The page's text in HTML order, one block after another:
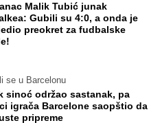
Malik Tubić junak
Gubili su 4:0, a onda je
preokret za fudbalske
se u Barcelonu
sinoć održao sastanak, pa
igrača Barcelone saopštio da
pripreme